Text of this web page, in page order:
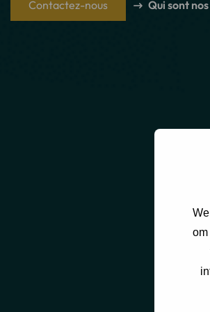
Contactez-nous Qui sont